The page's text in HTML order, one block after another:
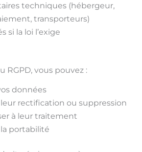
techniques (hébergeur,
transporteurs)
si la loi l’exige
RGPD, vous pouvez :
données
rectification ou suppression
à leur traitement
portabilité